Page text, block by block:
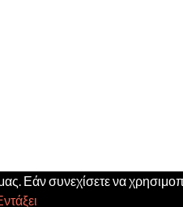
Εάν συνεχίσετε να